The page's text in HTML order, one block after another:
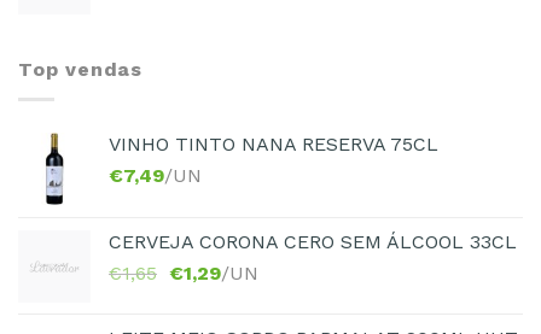
Top vendas
VINHO TINTO NANA RESERVA 75CL
€7,49/UN
CERVEJA CORONA CERO SEM ÁLCOOL 33CL
€1,65 €1,29/UN